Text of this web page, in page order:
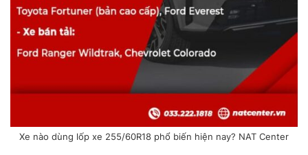
Xe nào dùng lốp xe 255/60R18 phổ biến hiện nay? NAT Center